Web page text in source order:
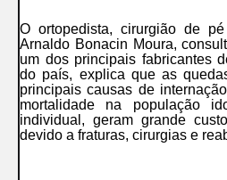
O ortopedista, cirurgião de
Arnaldo Bonacin Moura,
um dos principais fabricantes
do país, explica que as
principais causas de
mortalidade na população
individual, geram grande
devido a fraturas, cirurgias e